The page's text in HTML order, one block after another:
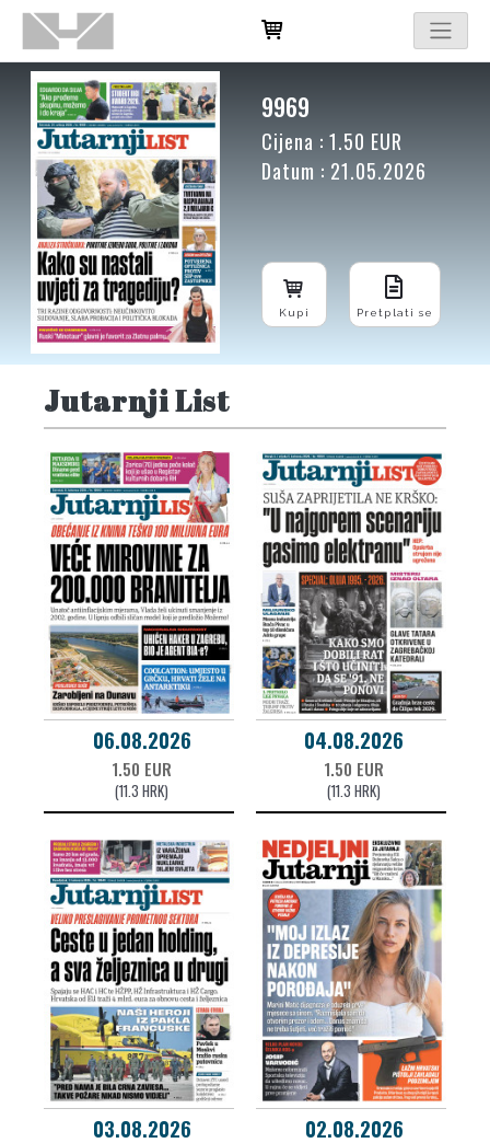
9969
Cijena : 1.50 EUR
Datum : 21.05.2026
Kupi Pretplati se
Jutarnji List
06.08.2026
1.50 EUR
(11.3 HRK)
04.08.2026
1.50 EUR
(11.3 HRK)
03.08.2026 02.08.2026